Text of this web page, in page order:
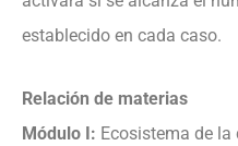
establecido en cada caso.
Relación de materias
Módulo I: Ecosistema de la